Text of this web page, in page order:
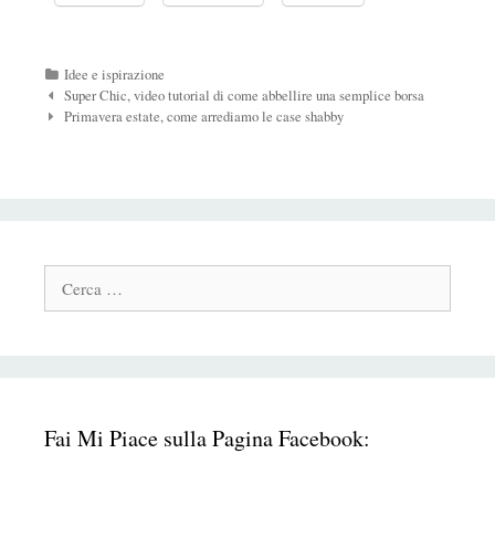
Categorie
Idee e ispirazione
Navigazione
Post
Super Chic, video tutorial di come abbellire una semplice borsa
Primavera estate, come arrediamo le case shabby
Cerca:
Fai Mi Piace sulla Pagina Facebook: